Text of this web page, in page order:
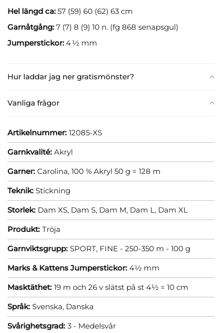
Hur laddar jag ner gratismönster?
Vanliga frågor
Hel längd ca:57 (59) 60 (62) 63 cm
Garnåtgång:7 (7) 8 (9) 10 n. (fg 868 senapsgul)
Jumperstickor:4 ½ mm
Artikelnummer: 12085-XS
Garnkvalité: Akryl
Garner: Carolina, 100 % Akryl 50 g = 128 m
Teknik: Stickning
Storlek: Dam XS, Dam S, Dam M, Dam L, Dam XL
Produkt: Tröja
Garnviktsgrupp: SPORT, FINE - 250-350 m - 100 g
Marks & Kattens Jumperstickor: 4½ mm
Masktäthet: 19 m och 26 v slätst på st 4½ = 10 cm
Språk: Svenska, Danska
Svårighetsgrad: 3 - Medelsvår